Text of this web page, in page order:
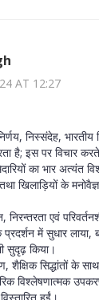
AT 12:27
निस्संदेह,
है; इस पर विचार
का भार अत्यंत
खिलाड़ियों के
निरन्तरता एवं
में सुधार लाया,
सुदृढ़ किया।
सिद्धांतों के
विश्लेषणात्मक